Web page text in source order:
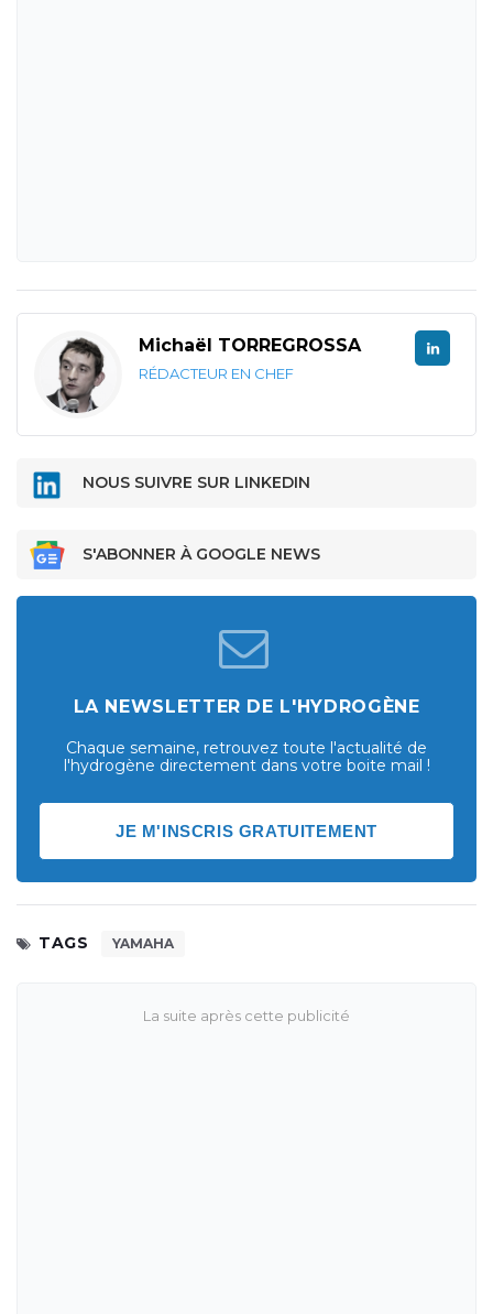
Michaël TORREGROSSA
RÉDACTEUR EN CHEF
NOUS SUIVRE SUR LINKEDIN
S'ABONNER À GOOGLE NEWS
LA NEWSLETTER DE L'HYDROGÈNE
Chaque semaine, retrouvez toute l'actualité de
l'hydrogène directement dans votre boite mail !
JE M'INSCRIS GRATUITEMENT
TAGS YAMAHA